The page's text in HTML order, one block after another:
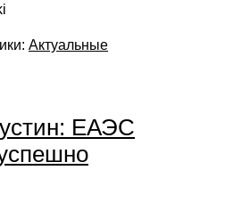
Актуальные
ЕАЭС